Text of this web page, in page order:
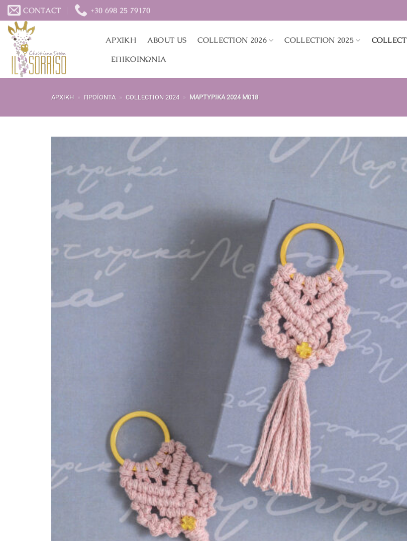
Μετάβαση
στο
περιεχόμενο
CONTACT +30 698 25 79170
ΑΡΧΙΚΉ ABOUT US COLLECTION 2026 COLLECTION 2025
ΕΠΙΚΟΙΝΩΝΊΑ
ΑΡΧΙΚΉ » ΠΡΟΪΌΝΤΑ » COLLECTION 2024 » ΜΑΡΤΥΡΙΚΆ 2024 M018